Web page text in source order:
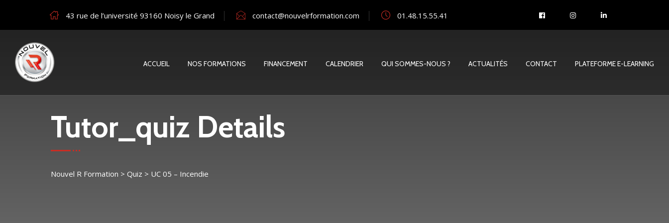
43 rue de l’université 93160 Noisy le Grand contact@nouvelrformation.com 01.48.15.55.41
ACCUEIL NOS FORMATIONS FINANCEMENT CALENDRIER QUI SOMMES-NOUS ? ACTUALITÉS CONTACT PLATEFORME E-LEARNING
Tutor_quiz Details
Nouvel R Formation > Quiz > UC 05 – Incendie